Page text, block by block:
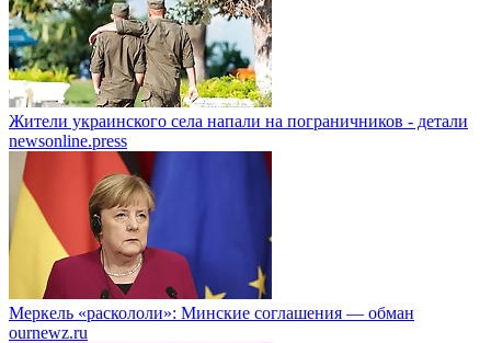
Жители украинского села напали на пограничников - детали
newsonline.press
Меркель «раскололи»: Минские соглашения — обман
ournewz.ru